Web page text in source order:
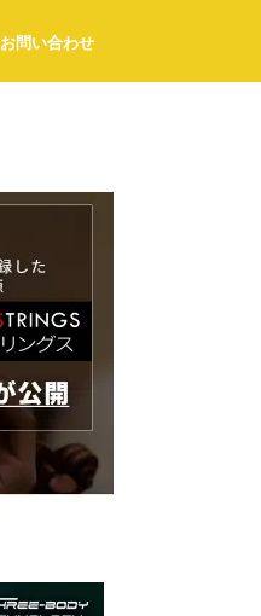
お問い合わせ